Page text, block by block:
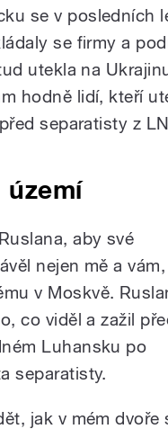
se v posledních
se firmy a
utekla na
hodně lidí, kteří
separatisty z
území
aby své
nejen mě a vám,
v Moskvě.
co viděl a zažil
Luhansku po
separatisty.
jak v mém